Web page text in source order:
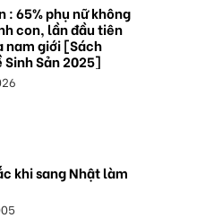
: 65% phụ nữ không
con, lần đầu tiên
nam giới [Sách
Sinh Sản 2025]
khi sang Nhật làm